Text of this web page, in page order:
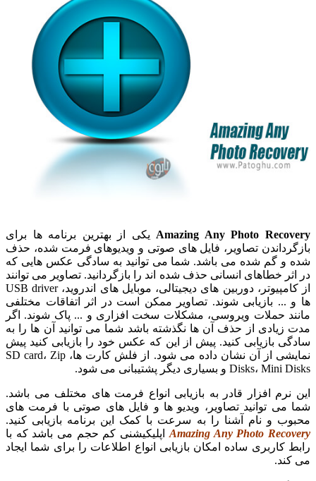
Amazing Any Photo Recovery یکی از بهترین برنامه ها برای
بازگرداندن تصاویر، فایل های صوتی و ویدیوهای فرمت شده، حذف
شده و گم شده می باشد. شما می توانید به سادگی عکس هایی که
در اثر خطاهای انسانی حذف شده اند را بازگردانید. تصاویر می توانند
از کامپیوتر، دوربین های دیجیتالی، موبایل های اندروید، USB driver
ها و ... بازیابی شوند. تصاویر ممکن است در اثر اتفاقات مختلفی
مانند حملات ویروسی، مشکلات سخت افزاری و ... پاک شوند. اگر
مدت زیادی از حذف آن ها نگذشته باشد شما می توانید آن ها را به
سادگی بازیابی کنید. پیش از این که عکس خود را بازیابی کنید پیش
نمایشی از آن نشان داده می شود. از فلش کارت ها، SD card، Zip
Disks، Mini Disks و بسیاری دیگر پشتیبانی می شود.
این نرم افزار قادر به بازیابی انواع فرمت های مختلف می باشد.
شما می توانید تصاویر، ویدیو ها و فایل های صوتی با فرمت های
محبوب و نام آشنا را به سرعت با کمک این برنامه بازیابی کنید.
Amazing Any Photo Recovery اپلیکیشنی کم حجم می باشد که با
رابط کاربری ساده امکان بازیابی انواع اطلاعات را برای شما ایجاد
می کند.